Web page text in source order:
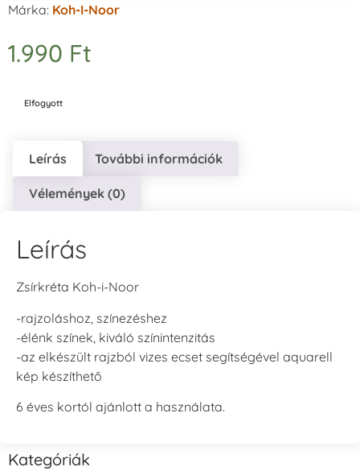
Márka: Koh-I-Noor
1.990 Ft
Elfogyott
Leírás További információk
Vélemények (0)
Leírás
Zsírkréta Koh-i-Noor
-rajzoláshoz, színezéshez
-élénk színek, kiváló színintenzitás
-az elkészült rajzból vizes ecset segítségével aquarell
kép készíthető
6 éves kortól ajánlott a használata.
Kategóriák